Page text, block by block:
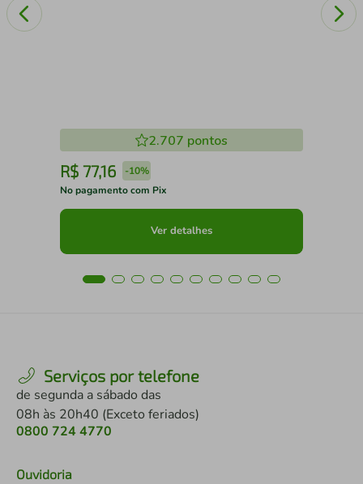
2.707 pontos
R$ 77,16 -10%
No pagamento com Pix
Ver detalhes
Serviços por telefone
de segunda a sábado das
08h às 20h40 (Exceto feriados)
0800 724 4770
Ouvidoria